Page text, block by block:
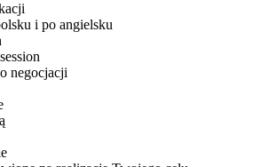
i po angielsku
negocjacji